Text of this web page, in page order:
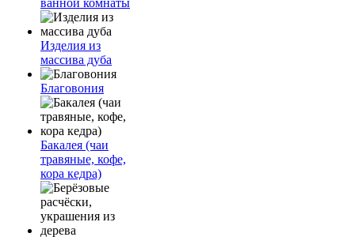
ванной комнаты
Изделия из
массива дуба
Благовония
Бакалея (чаи
травяные, кофе,
кора кедра)